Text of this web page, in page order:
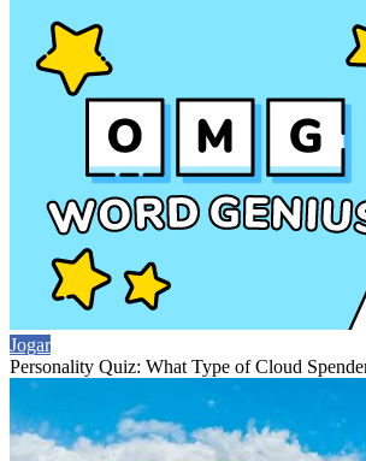
Jogar
Personality Quiz: What Type of Cloud